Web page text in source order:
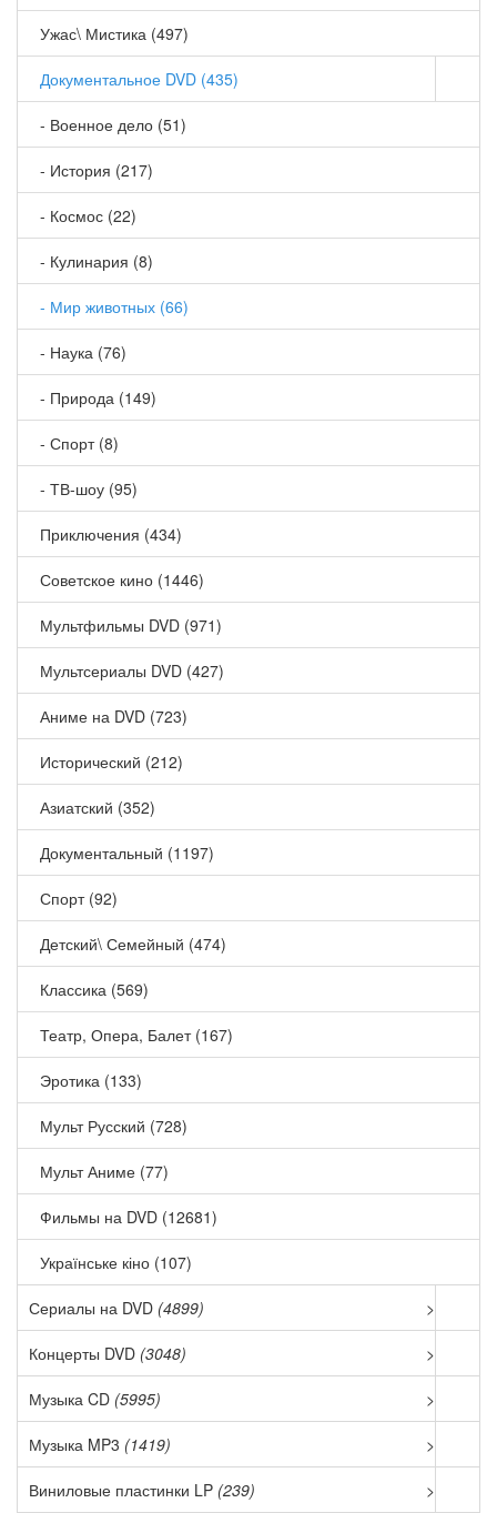
Ужас\ Мистика (497)
Документальное DVD (435)
- Военное дело (51)
- История (217)
- Космос (22)
- Кулинария (8)
- Мир животных (66)
- Наука (76)
- Природа (149)
- Спорт (8)
- ТВ-шоу (95)
Приключения (434)
Советское кино (1446)
Мультфильмы DVD (971)
Мультсериалы DVD (427)
Аниме на DVD (723)
Исторический (212)
Азиатский (352)
Документальный (1197)
Спорт (92)
Детский\ Семейный (474)
Классика (569)
Театр, Опера, Балет (167)
Эротика (133)
Мульт Русский (728)
Мульт Аниме (77)
Фильмы на DVD (12681)
Українське кіно (107)
Сериалы на DVD (4899) >
Концерты DVD (3048) >
Музыка CD (5995) >
Музыка MP3 (1419) >
Виниловые пластинки LP (239) >